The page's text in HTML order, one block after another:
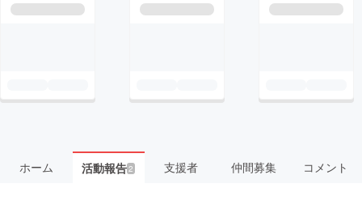
ホーム 活動報告2 支援者 仲間募集 コメント